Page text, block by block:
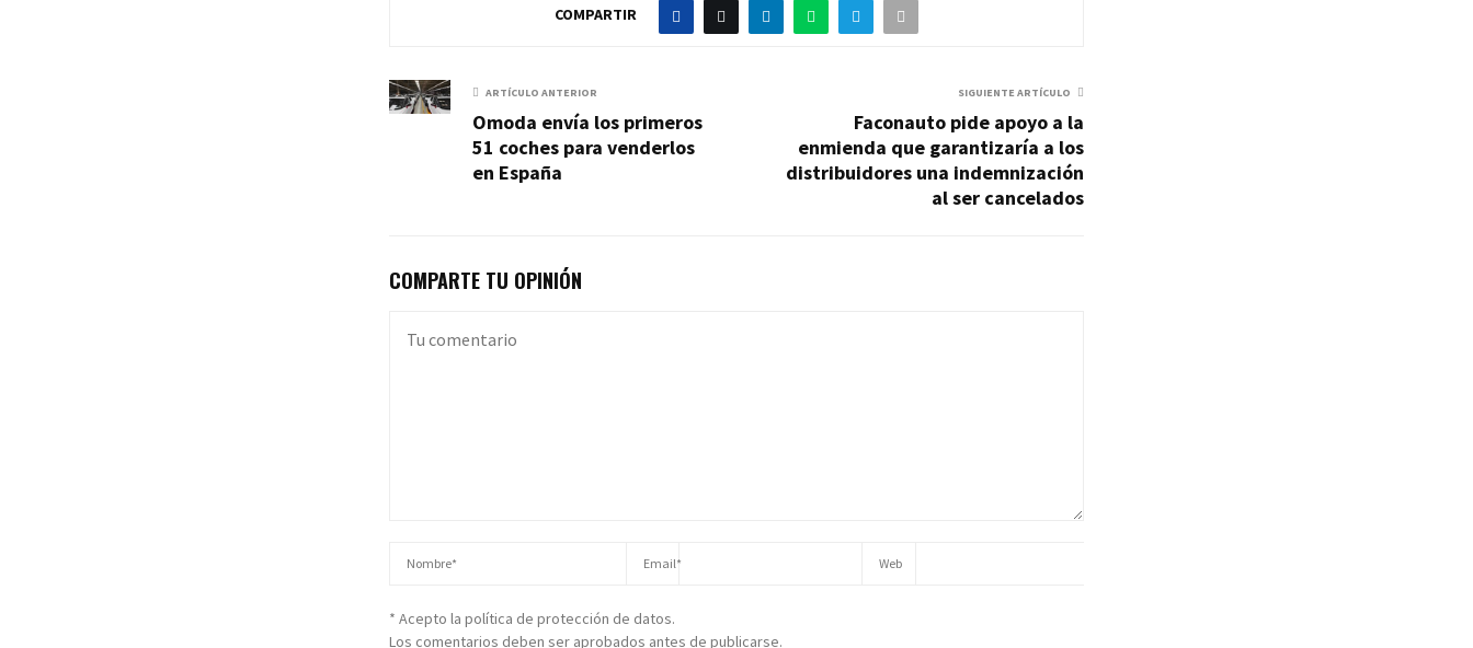
COMPARTIR
ARTÍCULO ANTERIOR
Omoda envía los primeros
51 coches para venderlos
en España
SIGUIENTE ARTÍCULO
Faconauto pide apoyo a la
enmienda que garantizaría a los
distribuidores una indemnización
al ser cancelados
COMPARTE TU OPINIÓN
* Acepto la política de protección de datos.
Los comentarios deben ser aprobados antes de publicarse.